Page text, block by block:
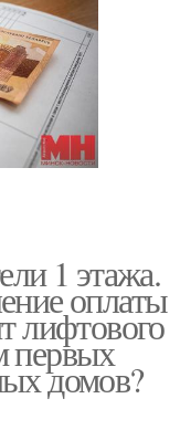
1 этажа.
оплаты
лифтового
первых
домов?